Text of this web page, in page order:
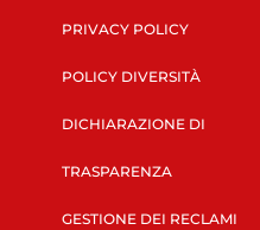
PRIVACY POLICY
POLICY DIVERSITÀ
DICHIARAZIONE DI
TRASPARENZA
GESTIONE DEI RECLAMI